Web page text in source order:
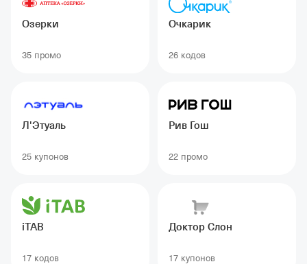
Озерки
35 промо
Очкарик
26 кодов
Л'Этуаль
25 купонов
Рив Гош
22 промо
iTAB
17 кодов
Доктор Слон
17 купонов